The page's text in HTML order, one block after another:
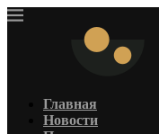
Главная
Новости